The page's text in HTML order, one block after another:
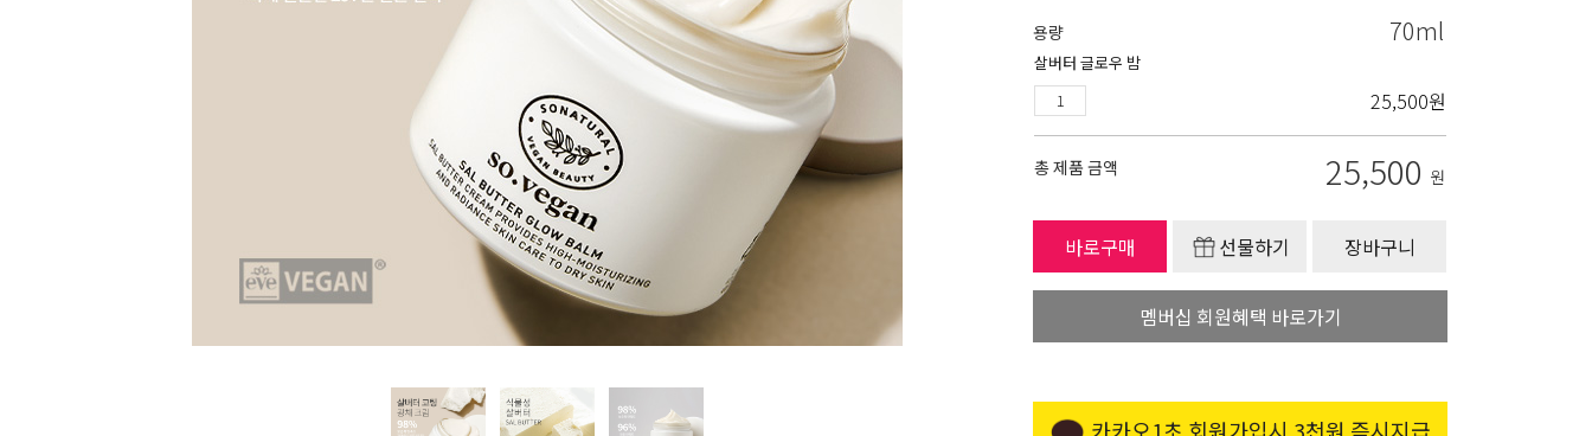
용량 70ml
살버터 글로우 밤
25,500원
총 제품 금액 25,500 원
바로구매 선물하기 장바구니
멤버십 회원혜택 바로가기